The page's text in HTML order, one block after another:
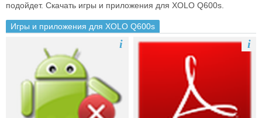
подойдет. Скачать игры и приложения для XOLO Q600s.
Игры и приложения для XOLO Q600s
i i